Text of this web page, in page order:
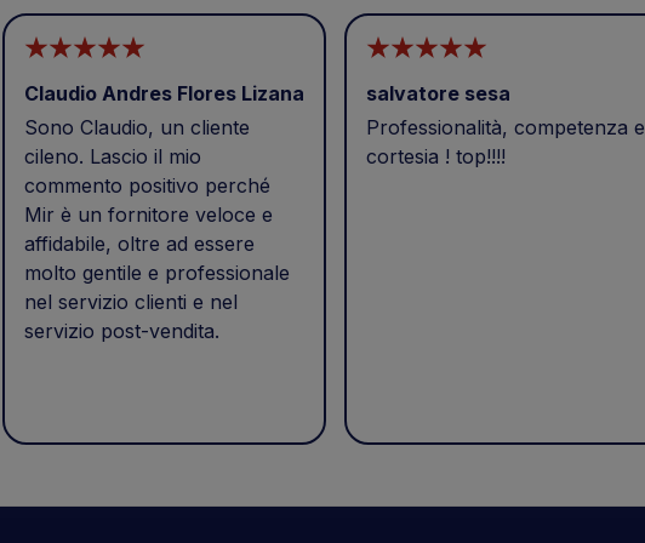
Claudio Andres Flores Lizana
Sono Claudio, un cliente
cileno. Lascio il mio
commento positivo perché
Mir è un fornitore veloce e
affidabile, oltre ad essere
molto gentile e professionale
nel servizio clienti e nel
servizio post-vendita.
salvatore sesa
Professionalità, competenza e
cortesia ! top!!!!